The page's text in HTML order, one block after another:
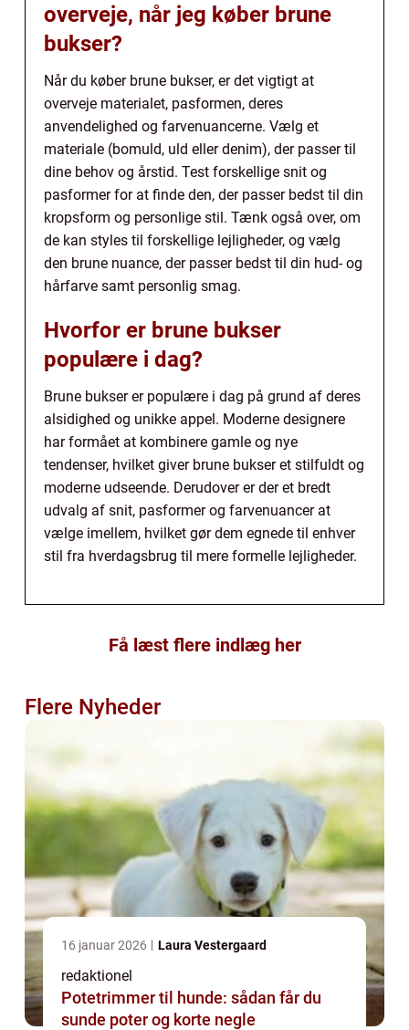
overveje, når jeg køber brune
bukser?
Når du køber brune bukser, er det vigtigt at
overveje materialet, pasformen, deres
anvendelighed og farvenuancerne. Vælg et
materiale (bomuld, uld eller denim), der passer til
dine behov og årstid. Test forskellige snit og
pasformer for at finde den, der passer bedst til din
kropsform og personlige stil. Tænk også over, om
de kan styles til forskellige lejligheder, og vælg
den brune nuance, der passer bedst til din hud- og
hårfarve samt personlig smag.
Hvorfor er brune bukser
populære i dag?
Brune bukser er populære i dag på grund af deres
alsidighed og unikke appel. Moderne designere
har formået at kombinere gamle og nye
tendenser, hvilket giver brune bukser et stilfuldt og
moderne udseende. Derudover er der et bredt
udvalg af snit, pasformer og farvenuancer at
vælge imellem, hvilket gør dem egnede til enhver
stil fra hverdagsbrug til mere formelle lejligheder.
Få læst flere indlæg her
Flere Nyheder
16 januar 2026 Laura Vestergaard
redaktionel
Potetrimmer til hunde: sådan får du
sunde poter og korte negle